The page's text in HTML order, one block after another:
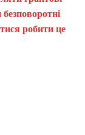
робити це